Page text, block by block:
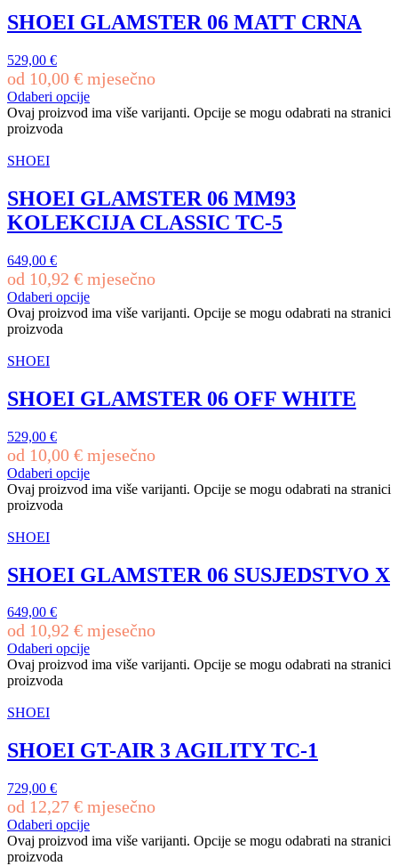
SHOEI GLAMSTER 06 MATT CRNA
529,00 €
od 10,00 € mjesečno
Odaberi opcije
Ovaj proizvod ima više varijanti. Opcije se mogu odabrati na stranici
proizvoda
SHOEI
SHOEI GLAMSTER 06 MM93
KOLEKCIJA CLASSIC TC-5
649,00 €
od 10,92 € mjesečno
Odaberi opcije
Ovaj proizvod ima više varijanti. Opcije se mogu odabrati na stranici
proizvoda
SHOEI
SHOEI GLAMSTER 06 OFF WHITE
529,00 €
od 10,00 € mjesečno
Odaberi opcije
Ovaj proizvod ima više varijanti. Opcije se mogu odabrati na stranici
proizvoda
SHOEI
SHOEI GLAMSTER 06 SUSJEDSTVO X
649,00 €
od 10,92 € mjesečno
Odaberi opcije
Ovaj proizvod ima više varijanti. Opcije se mogu odabrati na stranici
proizvoda
SHOEI
SHOEI GT-AIR 3 AGILITY TC-1
729,00 €
od 12,27 € mjesečno
Odaberi opcije
Ovaj proizvod ima više varijanti. Opcije se mogu odabrati na stranici
proizvoda